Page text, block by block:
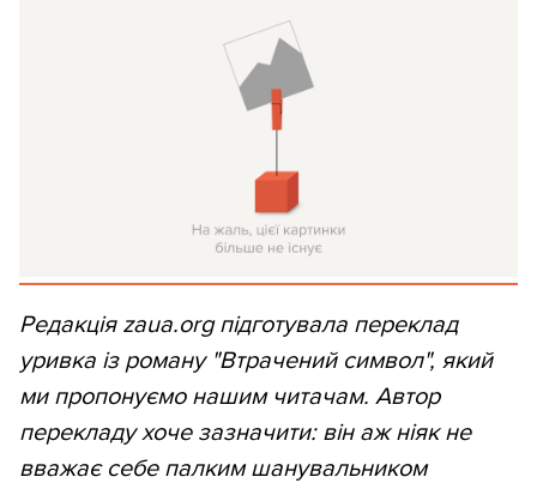
Редакція zaua.org підготувала переклад
уривка із роману "Втрачений символ", який
ми пропонуємо нашим читачам. Автор
перекладу хоче зазначити: він аж ніяк не
вважає себе палким шанувальником